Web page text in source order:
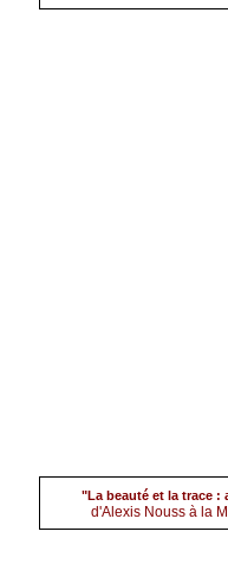
(3) Alexis noos par
"La beauté et la trace :
d'Alexis Nouss à la